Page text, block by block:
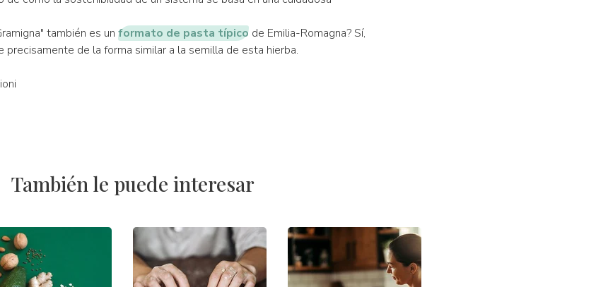
también es un formato de pasta típicode Emilia-Romagna? Sí,
precisamente de la forma similar a la semilla de esta hierba.
También le puede interesar